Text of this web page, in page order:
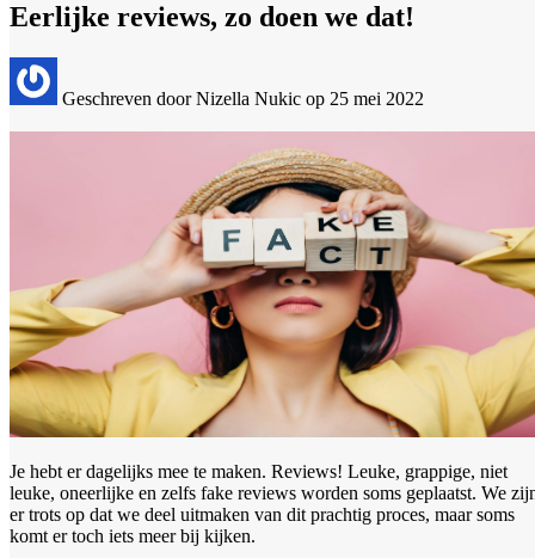
Eerlijke reviews, zo doen we dat!
Geschreven door Nizella Nukic op 25 mei 2022
Je hebt er dagelijks mee te maken. Reviews! Leuke, grappige, niet
leuke, oneerlijke en zelfs fake reviews worden soms geplaatst. We
er trots op dat we deel uitmaken van dit prachtig proces, maar soms
komt er toch iets meer bij kijken.